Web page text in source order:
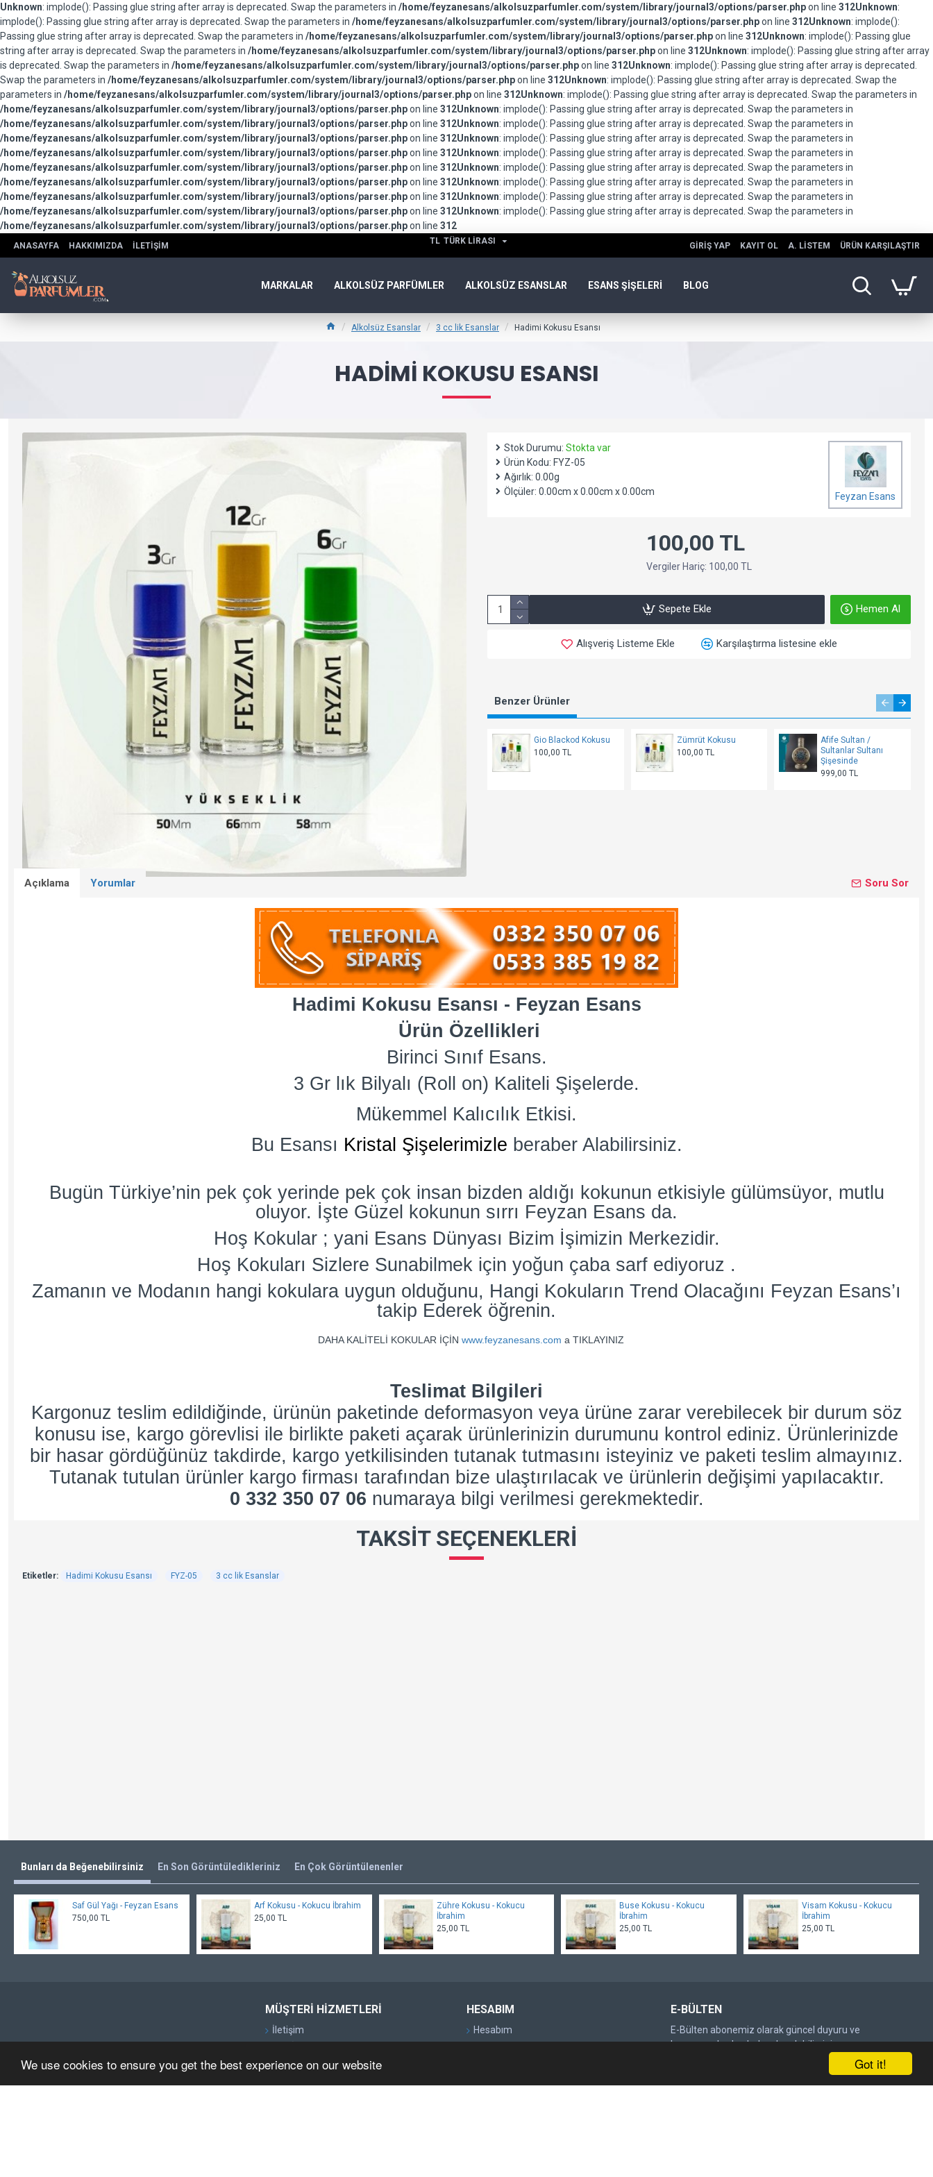
Got it!
We use cookies to ensure you get the best experience on our website
Unknown: implode(): Passing glue string after array is deprecated. Swap the parameters in /home/feyzanesans/alkolsuzparfumler.com/system/library/journal3/options/parser.phpon line 312Unknown:
implode(): Passing glue string after array is deprecated. Swap the parameters in /home/feyzanesans/alkolsuzparfumler.com/system/library/journal3/options/parser.phpon line 312Unknown: implode():
Passing glue string after array is deprecated. Swap the parameters in /home/feyzanesans/alkolsuzparfumler.com/system/library/journal3/options/parser.phpon line 312Unknown: implode(): Passing glue
string after array is deprecated. Swap the parameters in /home/feyzanesans/alkolsuzparfumler.com/system/library/journal3/options/parser.phpon line 312Unknown: implode(): Passing glue string after array
is deprecated. Swap the parameters in /home/feyzanesans/alkolsuzparfumler.com/system/library/journal3/options/parser.phpon line 312Unknown: implode(): Passing glue string after array is deprecated.
Swap the parameters in /home/feyzanesans/alkolsuzparfumler.com/system/library/journal3/options/parser.phpon line 312Unknown: implode(): Passing glue string after array is deprecated. Swap the
parameters in /home/feyzanesans/alkolsuzparfumler.com/system/library/journal3/options/parser.phpon line 312Unknown: implode(): Passing glue string after array is deprecated. Swap the parameters in
/home/feyzanesans/alkolsuzparfumler.com/system/library/journal3/options/parser.phpon line 312Unknown: implode(): Passing glue string after array is deprecated. Swap the parameters in
/home/feyzanesans/alkolsuzparfumler.com/system/library/journal3/options/parser.phpon line 312Unknown: implode(): Passing glue string after array is deprecated. Swap the parameters in
/home/feyzanesans/alkolsuzparfumler.com/system/library/journal3/options/parser.phpon line 312Unknown: implode(): Passing glue string after array is deprecated. Swap the parameters in
/home/feyzanesans/alkolsuzparfumler.com/system/library/journal3/options/parser.phpon line 312Unknown: implode(): Passing glue string after array is deprecated. Swap the parameters in
/home/feyzanesans/alkolsuzparfumler.com/system/library/journal3/options/parser.phpon line 312Unknown: implode(): Passing glue string after array is deprecated. Swap the parameters in
/home/feyzanesans/alkolsuzparfumler.com/system/library/journal3/options/parser.phpon line 312Unknown: implode(): Passing glue string after array is deprecated. Swap the parameters in
/home/feyzanesans/alkolsuzparfumler.com/system/library/journal3/options/parser.phpon line 312Unknown: implode(): Passing glue string after array is deprecated. Swap the parameters in
/home/feyzanesans/alkolsuzparfumler.com/system/library/journal3/options/parser.phpon line 312Unknown: implode(): Passing glue string after array is deprecated. Swap the parameters in
/home/feyzanesans/alkolsuzparfumler.com/system/library/journal3/options/parser.phpon line 312
ANASAYFA HAKKIMIZDA İLETIŞIM TL TÜRK LIRASI GIRIŞ YAP KAYIT OL A. LISTEM ÜRÜN KARŞILAŞTIR
MARKALAR ALKOLSÜZ PARFÜMLER ALKOLSÜZ ESANSLAR ESANS ŞİŞELERİ BLOG
Alkolsüz Esanslar 3 cc lik Esanslar Hadimi Kokusu Esansı
HADIMI KOKUSU ESANSI
Stok Durumu: Stokta var
Ürün Kodu: FYZ-05
Ağırlık: 0.00g
Ölçüler: 0.00cm x 0.00cm x 0.00cm Feyzan Esans
100,00 TL
Vergiler Hariç: 100,00 TL
Sepete Ekle Hemen Al
Alışveriş Listeme Ekle Karşılaştırma listesine ekle
Benzer Ürünler
Gio Blackod Kokusu
100,00 TL
Zümrüt Kokusu
100,00 TL
Afife Sultan /
Sultanlar Sultanı
Şişesinde
999,00 TL
Açıklama Yorumlar Soru Sor
Hadimi Kokusu Esansı - Feyzan Esans
Ürün Özellikleri
Birinci Sınıf Esans.
3 Gr lık Bilyalı (Roll on) Kaliteli Şişelerde.
Mükemmel Kalıcılık Etkisi.
Bu Esansı Kristal Şişelerimizle beraber Alabilirsiniz.
Bugün Türkiye’nin pek çok yerinde pek çok insan bizden aldığı kokunun etkisiyle gülümsüyor, mutlu
oluyor. İşte Güzel kokunun sırrı Feyzan Esans da.
Hoş Kokular ; yani Esans Dünyası Bizim İşimizin Merkezidir.
Hoş Kokuları Sizlere Sunabilmek için yoğun çaba sarf ediyoruz .
Zamanın ve Modanın hangi kokulara uygun olduğunu, Hangi Kokuların Trend Olacağını Feyzan Esans’ı
takip Ederek öğrenin.
DAHA KALİTELİ KOKULAR İÇİN www.feyzanesans.com a TIKLAYINIZ
Teslimat Bilgileri
Kargonuz teslim edildiğinde, ürünün paketinde deformasyon veya ürüne zarar verebilecek bir durum söz
konusu ise, kargo görevlisi ile birlikte paketi açarak ürünlerinizin durumunu kontrol ediniz. Ürünlerinizde
bir hasar gördüğünüz takdirde, kargo yetkilisinden tutanak tutmasını isteyiniz ve paketi teslim almayınız.
Tutanak tutulan ürünler kargo firması tarafından bize ulaştırılacak ve ürünlerin değişimi yapılacaktır.
0 332 350 07 06 numaraya bilgi verilmesi gerekmektedir.
TAKSIT SEÇENEKLERI
Etiketler: Hadimi Kokusu Esansı FYZ-05 3 cc lik Esanslar
Bunları da Beğenebilirsiniz En Son Görüntüledikleriniz En Çok Görüntülenenler
Saf Gül Yağı - Feyzan Esans
750,00 TL
Arf Kokusu - Kokucu İbrahim
25,00 TL
Zühre Kokusu - Kokucu
İbrahim
25,00 TL
Buse Kokusu - Kokucu
İbrahim
25,00 TL
Visam Kokusu - Kokucu
İbrahim
25,00 TL
MÜŞTERI HIZMETLERI
İletişim
Site Map
HESABIM
Hesabım
E-BÜLTEN
E-Bülten abonemiz olarak güncel duyuru ve
kampanyalardan haberdar olabilirsiniz.
Gönder